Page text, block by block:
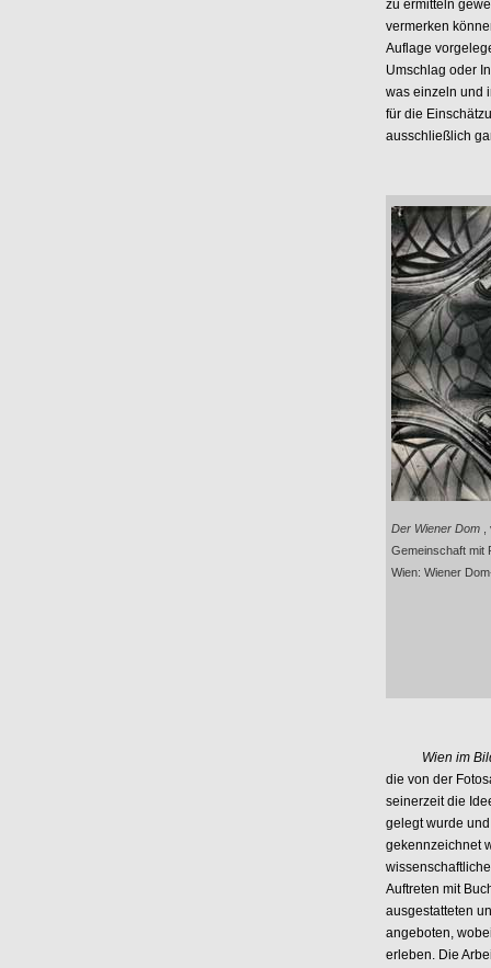
zu ermitteln
vermerken
Auflage
Umschlag oder
was einzeln und
für die
ausschließlich
Der Wiener Dom
Gemeinschaft mit
Wien: Wiener
Wien im
die von der
seinerzeit die
gelegt wurde
gekennzeichnet
Auftreten mit
ausgestatteten
angeboten,
erleben. Die